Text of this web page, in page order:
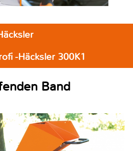
-Häcksler 300K1
Band